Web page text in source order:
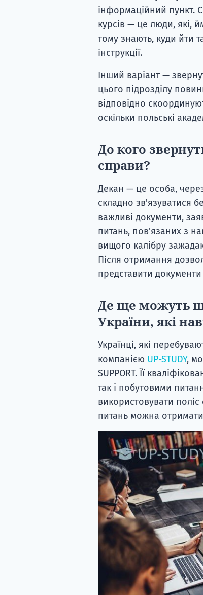
інформаційний пункт.
курсів — це люди, які,
тому знають, куди йти
інструкції.
Інший варіант —
цього підрозділу
відповідно
оскільки польські
До кого
справи?
Декан — це особа,
складно зв'язуватися
важливі документи,
питань, пов'язаних з
вищого калібру
Після отримання
представити
Де ще можуть
України, які
Українці, які
компанією UP-STUDY,
SUPPORT. Її
так і побутовими
використовувати
питань можна отримати